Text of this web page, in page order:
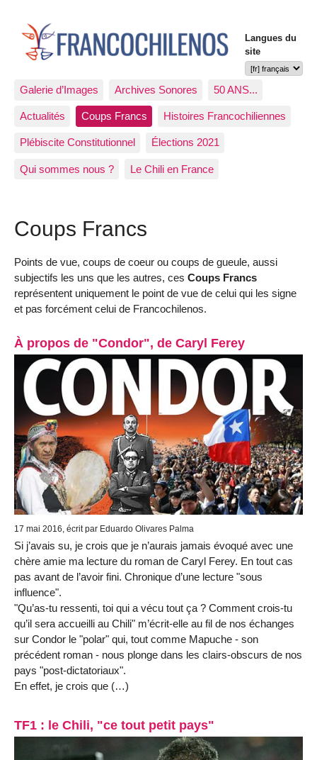
Langues du
site
Galerie d’Images Archives Sonores 50 ANS...
Actualités Coups Francs Histoires Francochiliennes
Plébiscite Constitutionnel Élections 2021
Qui sommes nous ? Le Chili en France
Coups Francs
Points de vue, coups de coeur ou coups de gueule, aussi
subjectifs les uns que les autres, ces Coups Francs
représentent uniquement le point de vue de celui qui les signe
et pas forcément celui de Francochilenos.
À propos de "Condor", de Caryl Ferey
17 mai 2016, écrit par Eduardo Olivares Palma
Si j’avais su, je crois que je n’aurais jamais évoqué avec une
chère amie ma lecture du roman de Caryl Ferey. En tout cas
pas avant de l’avoir fini. Chronique d’une lecture "sous
influence".
"Qu’as-tu ressenti, toi qui a vécu tout ça ? Comment crois-tu
qu’il sera accueilli au Chili" m’écrit-elle au fil de nos échanges
sur Condor le "polar" qui, tout comme Mapuche - son
précédent roman - nous plonge dans les clairs-obscurs de nos
pays "post-dictatoriaux".
En effet, je crois que (…)
TF1 : le Chili, "ce tout petit pays"